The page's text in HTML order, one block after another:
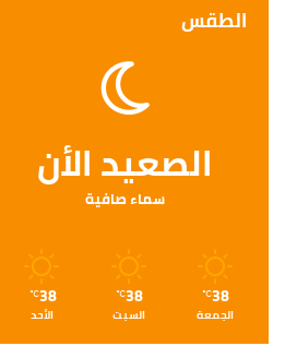
الطقس
الصعيد الأن
سماء صافية
38
℃
الجمعة
38
℃
السبت
38
℃
الأحد